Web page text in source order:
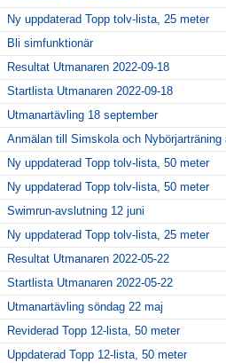
Ny uppdaterad Topp tolv-lista, 25 meter
Bli simfunktionär
Resultat Utmanaren 2022-09-18
Startlista Utmanaren 2022-09-18
Utmanartävling 18 september
Anmälan till Simskola och Nybörjarträning
Ny uppdaterad Topp tolv-lista, 50 meter
Ny uppdaterad Topp tolv-lista, 50 meter
Swimrun-avslutning 12 juni
Ny uppdaterad Topp tolv-lista, 25 meter
Resultat Utmanaren 2022-05-22
Startlista Utmanaren 2022-05-22
Utmanartävling söndag 22 maj
Reviderad Topp 12-lista, 50 meter
Uppdaterad Topp 12-lista, 50 meter